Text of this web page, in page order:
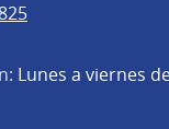
Lunes a viernes